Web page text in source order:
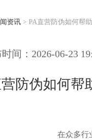
资讯 > PA直营防伪如何帮
间：2026-06-23
防伪如何帮
在众多行